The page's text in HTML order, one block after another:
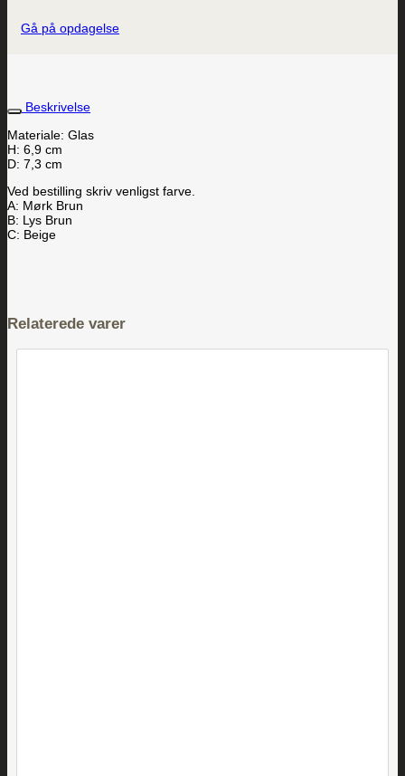
Gå på opdagelse
Beskrivelse
Materiale: Glas
H: 6,9 cm
D: 7,3 cm
Ved bestilling skriv venligst farve.
A: Mørk Brun
B: Lys Brun
C: Beige
Relaterede varer